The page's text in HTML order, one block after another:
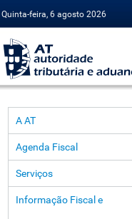
Quinta-feira, 6 agosto 2026
A AT
Agenda Fiscal
Serviços
Informação Fiscal e